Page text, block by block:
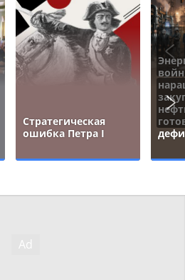
Стратегическая
ошибка Петра I